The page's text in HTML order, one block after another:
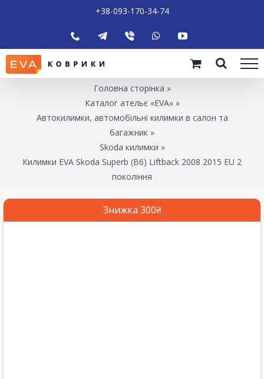
+38-093-170-34-74
Головна сторінка »
Каталог ательє «EVA»»
Автокилимки, автомобільні килимки в салон та
багажник »
Skoda килимки »
Килимки EVA Skoda Superb (B6) Liftback 2008 2015 EU 2
покоління
Знижка 300₴